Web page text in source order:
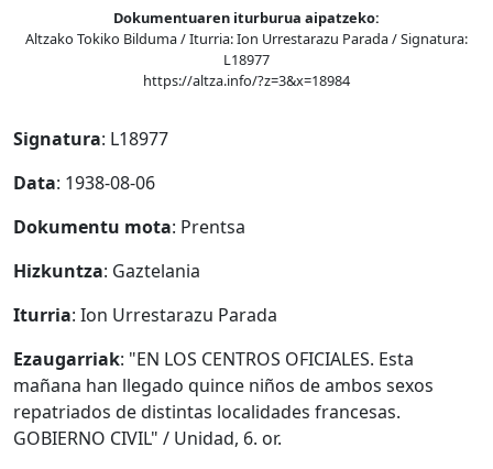
Dokumentuaren iturburua aipatzeko:
Altzako Tokiko Bilduma / Iturria: Ion Urrestarazu Parada / Signatura:
L18977
https://altza.info/?z=3&x=18984
Signatura: L18977
Data: 1938-08-06
Dokumentu mota: Prentsa
Hizkuntza: Gaztelania
Iturria: Ion Urrestarazu Parada
Ezaugarriak: "EN LOS CENTROS OFICIALES. Esta
mañana han llegado quince niños de ambos sexos
repatriados de distintas localidades francesas.
GOBIERNO CIVIL" / Unidad, 6. or.